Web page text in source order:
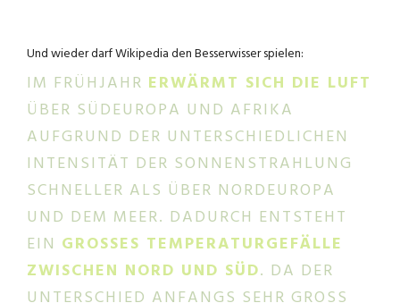
Und wieder darf Wikipedia den Besserwisser spielen:
IM FRÜHJAHR ERWÄRMT SICH DIE LUFT
ÜBER SÜDEUROPA UND AFRIKA
AUFGRUND DER UNTERSCHIEDLICHEN
INTENSITÄT DER SONNENSTRAHLUNG
SCHNELLER ALS ÜBER NORDEUROPA
UND DEM MEER. DADURCH ENTSTEHT
EIN GROSSES TEMPERATURGEFÄLLE Z
WISCHEN NORD UND SÜD
. DA DER